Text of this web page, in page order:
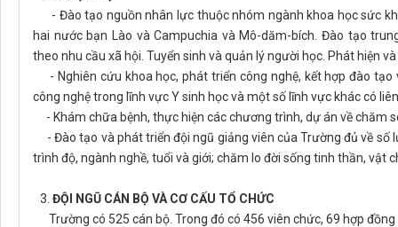
- Đào tạo nguồn nhân lực thuộc nhóm ngành khoa học sức
hai nước bạn Lào và Campuchia và Mô-dăm-bích. Đào tạo
theo nhu cầu xã hội. Tuyển sinh và quản lý người học. Phát hiện
- Nghiên cứu khoa học, phát triển công nghệ, kết hợp đào tạo
công nghệ trong lĩnh vực Y sinh học và một số lĩnh vực khác có
- Khám chữa bệnh, thực hiện các chương trình, dự án về chăm
- Đào tạo và phát triển đội ngũ giảng viên của Trường đủ về số
trình độ, ngành nghề, tuổi và giới; chăm lo đời sống tinh thần, vật
3. ĐỘI NGŨ CÁN BỘ VÀ CƠ CẤU TỔ CHỨC
Trường có 525 cán bộ. Trong đó có 456 viên chức, 69 hợp đồng